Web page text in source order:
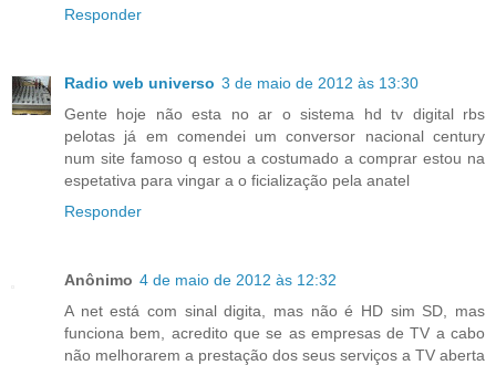
Responder
Radio web universo 3 de maio de 2012 às 13:30
Gente hoje não esta no ar o sistema hd tv digital rbs
pelotas já em comendei um conversor nacional century
num site famoso q estou a costumado a comprar estou na
espetativa para vingar a o ficialização pela anatel
Responder
Anônimo 4 de maio de 2012 às 12:32
A net está com sinal digita, mas não é HD sim SD, mas
funciona bem, acredito que se as empresas de TV a cabo
não melhorarem a prestação dos seus serviços a TV aberta